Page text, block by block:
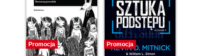
Promocja Promocja